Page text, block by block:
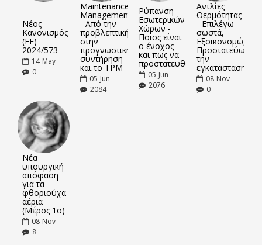
Νέος
Κανονισμός
(ΕΕ)
2024/573
14 May
0
Maintenance
Management
- Από την
προβλεπτική
στην
προγνωστική
συντήρηση
και το TPM
05 Jun
2084
Ρύπανση
Εσωτερικών
Χώρων -
Ποιος είναι
ο ένοχος
και πως να
προστατευθείτε
05 Jun
2076
Αντλίες
Θερμότητας
- Επιλέγω
σωστά,
Εξοικονομώ,
Προστατεύω
την
εγκατάσταση
08 Nov
0
Νέα
υπουργική
απόφαση
για τα
φθοριούχα
αέρια
(Μέρος 1ο)
08 Nov
8